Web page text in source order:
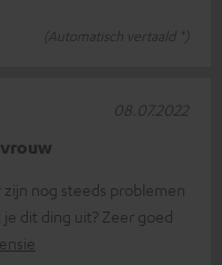
(Automatisch vertaald *)
nog steeds problemen
dit ding uit? Zeer goed
08.07.2022